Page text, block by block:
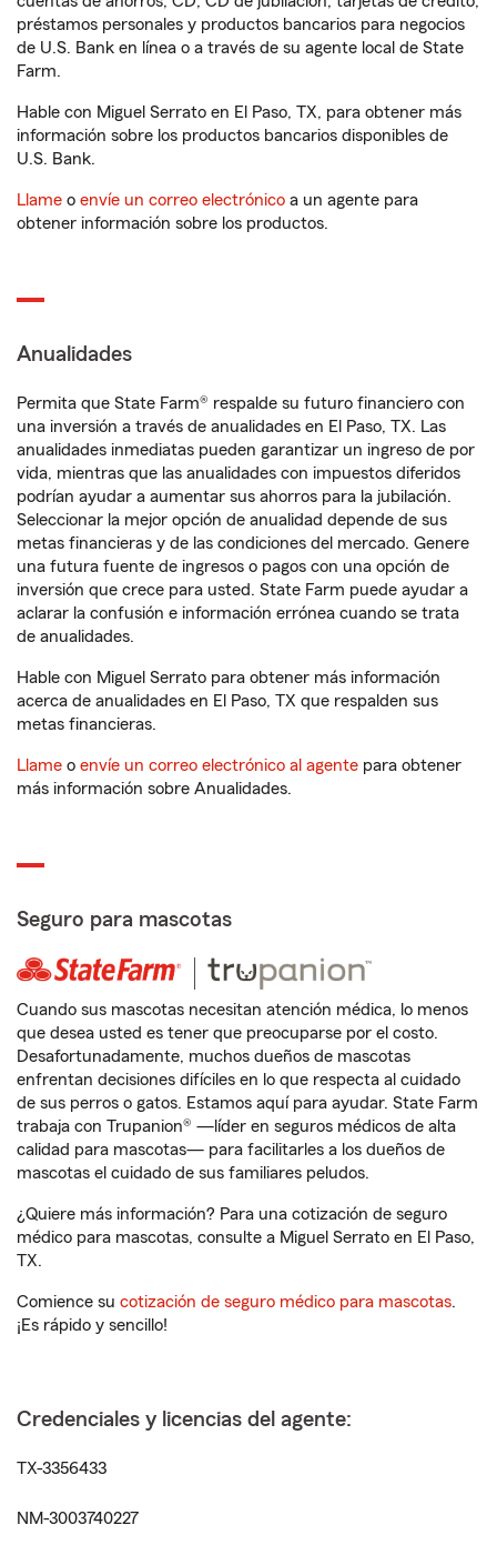
préstamos personales y productos bancarios para negocios
de U.S. Bank en línea o a través de su agente local de State
Farm.
Hable con Miguel Serrato en El Paso, TX, para obtener más
información sobre los productos bancarios disponibles de
U.S. Bank.
Llame o envíe un correo electrónico a un agente para
obtener información sobre los productos.
Anualidades
Permita que State Farm® respalde su futuro financiero con
una inversión a través de anualidades en El Paso, TX. Las
anualidades inmediatas pueden garantizar un ingreso de por
vida, mientras que las anualidades con impuestos diferidos
podrían ayudar a aumentar sus ahorros para la jubilación.
Seleccionar la mejor opción de anualidad depende de sus
metas financieras y de las condiciones del mercado. Genere
una futura fuente de ingresos o pagos con una opción de
inversión que crece para usted. State Farm puede ayudar a
aclarar la confusión e información errónea cuando se trata
de anualidades.
Hable con Miguel Serrato para obtener más información
acerca de anualidades en El Paso, TX que respalden sus
metas financieras.
Llame o envíe un correo electrónico al agente para obtener
más información sobre Anualidades.
Seguro para mascotas
Cuando sus mascotas necesitan atención médica, lo menos
que desea usted es tener que preocuparse por el costo.
Desafortunadamente, muchos dueños de mascotas
enfrentan decisiones difíciles en lo que respecta al cuidado
de sus perros o gatos. Estamos aquí para ayudar. State Farm
trabaja con Trupanion® —líder en seguros médicos de alta
calidad para mascotas— para facilitarles a los dueños de
mascotas el cuidado de sus familiares peludos.
¿Quiere más información? Para una cotización de seguro
médico para mascotas, consulte a Miguel Serrato en El Paso,
TX.
Comience su cotización de seguro médico para mascotas.
¡Es rápido y sencillo!
Credenciales y licencias del agente:
TX-3356433
NM-3003740227